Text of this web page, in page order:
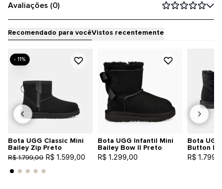
Avaliações (0)
Recomendado para vocêVistos recentemente
Bota UGG Classic Mini
Bailey Zip Preto
R$ 1.799,00 R$ 1.599,00
- 11%
Bota UGG Infantil Mini
Bailey Bow II Preto
R$ 1.299,00
Bota
Button II
R$